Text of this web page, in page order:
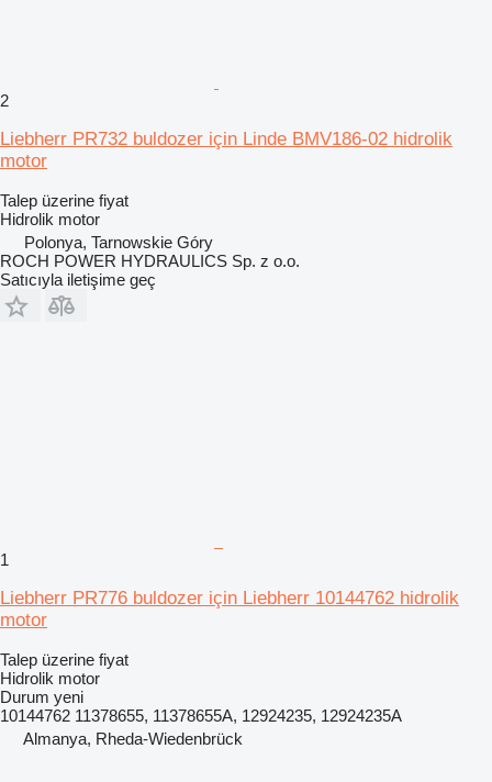
2
Liebherr PR732 buldozer için Linde BMV186-02 hidrolik
motor
Talep üzerine fiyat
Hidrolik motor
Polonya, Tarnowskie Góry
ROCH POWER HYDRAULICS Sp. z o.o.
Satıcıyla iletişime geç
1
Liebherr PR776 buldozer için Liebherr 10144762 hidrolik
motor
Talep üzerine fiyat
Hidrolik motor
Durum yeni
10144762 11378655, 11378655A, 12924235, 12924235A
Almanya, Rheda-Wiedenbrück